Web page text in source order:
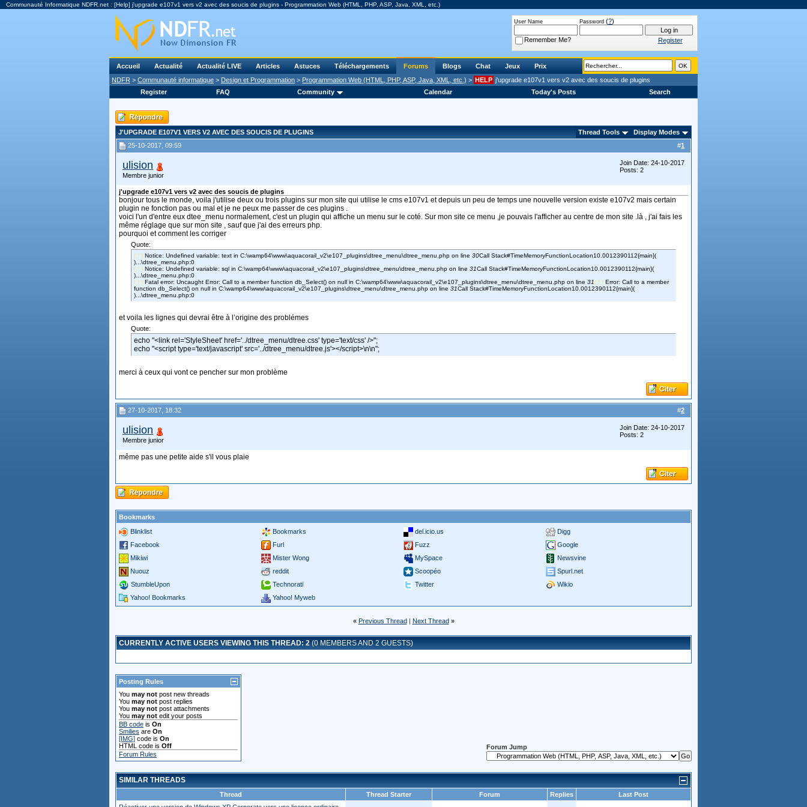
Communauté Informatique NDFR.net : [Help] j'upgrade e107v1 vers v2 avec des soucis de plugins - Programmation Web (HTML, PHP, ASP, Java, XML, etc.)
Accueil Actualité Actualité LIVE Articles Astuces Téléchargements Forums Blogs Chat Jeux
Prix
NDFR > Communauté informatique > Design et Programmation > Programmation Web (HTML, PHP, ASP, Java, XML, etc.) > HELP j'upgrade e107v1 vers v2 avec des soucis de plugins
Register
FAQ Community Calendar Today's Posts Search
User Name Password (?)
Remember Me? Register
J'UPGRADE E107V1 VERS V2 AVEC DES SOUCIS DE PLUGINS Thread Tools
Display Modes
#1
25-10-2017, 09:59
ulision
Membre junior
Join Date: 24-10-2017
Posts: 2
j'upgrade e107v1 vers v2 avec des soucis de plugins
bonjour tous le monde, voila j'utilise deux ou trois plugins sur mon site qui utilise le cms e107v1 et depuis un peu de temps une nouvelle version existe e107v2 mais certain
plugin ne fonction pas ou mal et je ne peux me passer de ces plugins .
voici l'un d'entre eux dtee_menu normalement, c'est un plugin qui affiche un menu sur le coté. Sur mon site ce menu ,je pouvais l'afficher au centre de mon site .là , j'ai fais les
même réglage que sur mon site , sauf que j'ai des erreurs php.
pourquoi et comment les corriger
Quote:
( ! ) Notice: Undefined variable: text in C:\wamp64\www\aquacorail_v2\e107_plugins\dtree_menu\dtree_menu.php on line 30Call Stack#TimeMemoryFunctionLocation10.0012390112{main}(
)...\dtree_menu.php:0
( ! ) Notice: Undefined variable: sql in C:\wamp64\www\aquacorail_v2\e107_plugins\dtree_menu\dtree_menu.php on line 31Call Stack#TimeMemoryFunctionLocation10.0012390112{main}(
)...\dtree_menu.php:0
( ! ) Fatal error: Uncaught Error: Call to a member function db_Select() on null in C:\wamp64\www\aquacorail_v2\e107_plugins\dtree_menu\dtree_menu.php on line 31( ! ) Error: Call to a member
function db_Select() on null in C:\wamp64\www\aquacorail_v2\e107_plugins\dtree_menu\dtree_menu.php on line 31Call Stack#TimeMemoryFunctionLocation10.0012390112{main}(
)...\dtree_menu.php:0
et voila les lignes qui devrai être à l’origine des problémes
Quote:
echo "<link rel='StyleSheet' href='../dtree_menu/dtree.css' type='text/css' />";
echo "<script type='text/javascript' src='../dtree_menu/dtree.js'></script>\n\n";
merci à ceux qui vont ce pencher sur mon problème
#2
27-10-2017, 18:32
ulision
Membre junior
Join Date: 24-10-2017
Posts: 2
même pas une petite aide s'il vous plaie
Bookmarks
Blinklist
Bookmarks del.icio.us
Digg
Facebook
Furl Fuzz
Google
Mikiwi
Mister Wong MySpace
Newsvine
Nuouz
reddit Scoopéo
Spurl.net
StumbleUpon
Technorati Twitter
Wikio
Yahoo! Bookmarks
Yahoo! Myweb
« Previous Thread| Next Thread »
CURRENTLY ACTIVE USERS VIEWING THIS THREAD: 2 (0 MEMBERS AND 2 GUESTS)
Posting Rules
You may not post new threads
You may not post replies
You may not post attachments
You may not edit your posts
BB code is On
Smilies are On
[IMG] code is On
HTML code is Off
Forum Rules
Forum Jump
SIMILAR THREADS
Thread Thread Starter Forum Replies
Last Post